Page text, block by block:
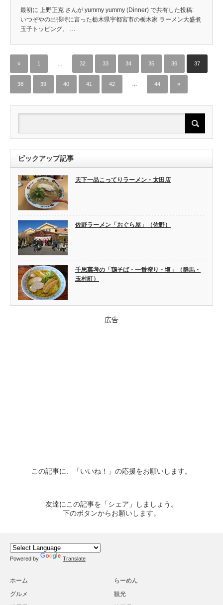
最初に 上野正克 さんが yummy yummy (Dinner) で共有した投稿:
いつぞやの出張時に言った栃木県宇都宮市の栃木家 ラーメン大盛煮
玉子トッピング。 …
« 1 32 33 34 35 36 37
38 39 40 41 42 44 »
ピックアップ記事
天下一品こってりラーメン・太田店
佐野ラーメン「おぐら屋」（佐野）
千思萬考の「鶏そば・一番搾り・塩」（群馬・
玉村町）
広告
この記事に、「いいね！」の応援をお願いします。
友達にこの記事を「シェア」しましょう。
下のボタンからお願いします。
Powered by Translate
ホーム
らーめん
グルメ
観光